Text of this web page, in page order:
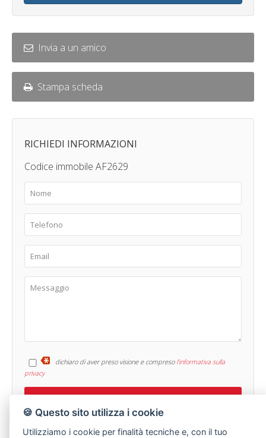
Invia a un amico
Stampa scheda
RICHIEDI INFORMAZIONI
Codice immobile AF2629
dichiaro di aver preso visione e compreso l'informativa sulla
privacy
🍪 Questo sito utilizza i cookie
Utilizziamo i cookie per finalità tecniche e, con il tuo